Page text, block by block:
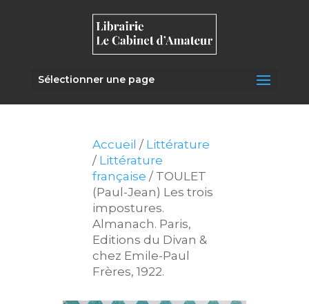
Sélectionner une page
Accueil / Littérature
/ Littérature
française / TOULET
(Paul-Jean) Les trois
impostures.
Almanach. Paris,
Editions du Divan &
chez Emile-Paul
Frères, 1922.